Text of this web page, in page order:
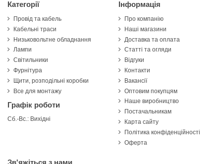
Категорії
Провід та кабель
Кабельні траси
Низьковольтне обладнання
Лампи
Світильники
Фурнітура
Щити, розподільні коробки
Все для монтажу
Графік роботи
Сб.-Вс.: Вихідні
Інформація
Про компанію
Наші магазини
Доставка та оплата
Статті та огляди
Відгуки
Контакти
Вакансії
Оптовим покупцям
Наше виробництво
Постачальникам
Карта сайту
Політика конфіденційності
Оферта
Зв'яжіться з нами